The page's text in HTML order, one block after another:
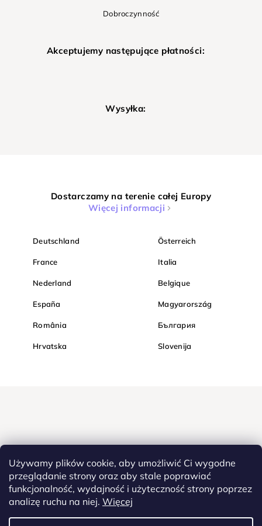
Używamy plików cookie, aby umożliwić Ci wygodne
przeglądanie strony oraz aby stale poprawiać
funkcjonalność, wydajność i użyteczność strony poprzez
analizę ruchu na niej. Więcej
Dobroczynność
Akceptujemy następujące płatności:
Wysyłka:
Dostarczamy na terenie całej Europy
Więcej informacji
Deutschland Österreich
France Italia
Nederland Belgique
España Magyarország
România България
Hrvatska Slovenija
Kupuj bezpiecznie w Diamondi. Dzięki protokołowi HTTPS Twoje
poufne dane są całkowicie bezpieczne - wszystkie informacje